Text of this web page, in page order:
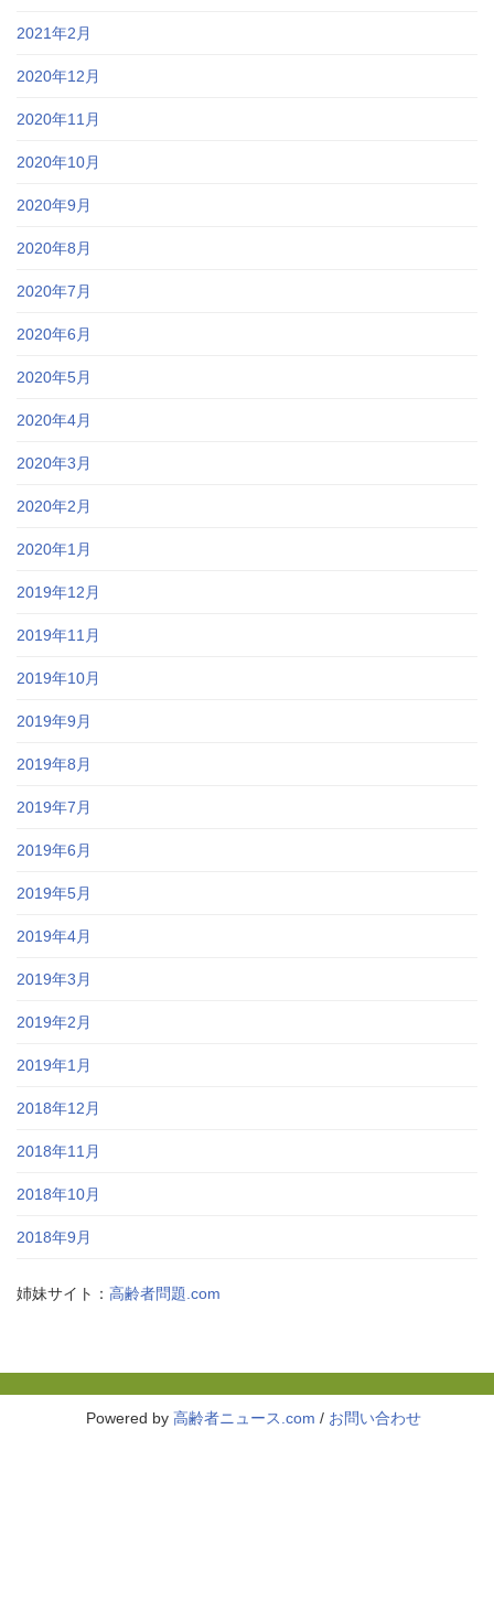
2021年2月
2020年12月
2020年11月
2020年10月
2020年9月
2020年8月
2020年7月
2020年6月
2020年5月
2020年4月
2020年3月
2020年2月
2020年1月
2019年12月
2019年11月
2019年10月
2019年9月
2019年8月
2019年7月
2019年6月
2019年5月
2019年4月
2019年3月
2019年2月
2019年1月
2018年12月
2018年11月
2018年10月
2018年9月
姉妹サイト： 高齢者問題.com
Powered by 高齢者ニュース.com / お問い合わせ